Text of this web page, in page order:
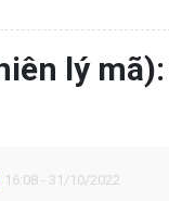
lý
16:08 - 31/10/2022